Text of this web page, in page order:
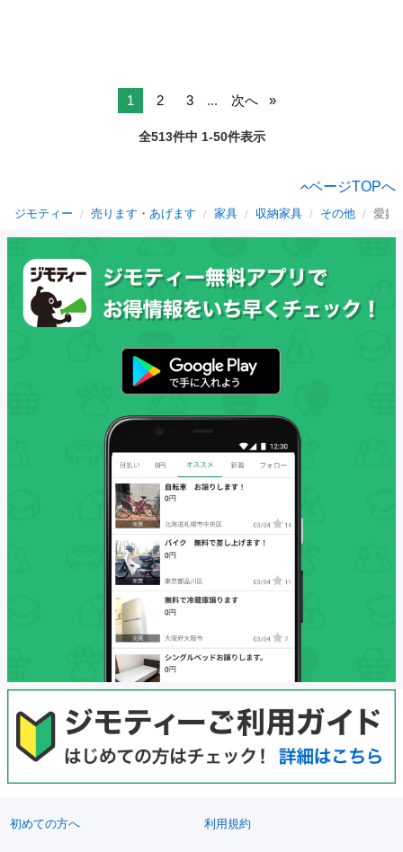
1 2 3 ... 次へ
全513件中 1-50件表示
ページTOPへ
ジモティー 売ります・あげます 家具 収納家具 その他 愛媛
初めての方へ 利用規約